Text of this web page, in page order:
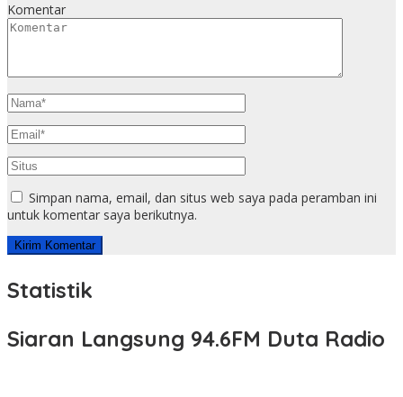
Komentar
Simpan nama, email, dan situs web saya pada peramban ini
untuk komentar saya berikutnya.
Statistik
Siaran Langsung 94.6FM Duta Radio